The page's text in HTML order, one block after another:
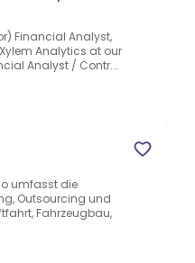
Financial Analyst,
Analytics at our
Analyst / Contr...
umfasst die
Outsourcing und
Fahrzeugbau,